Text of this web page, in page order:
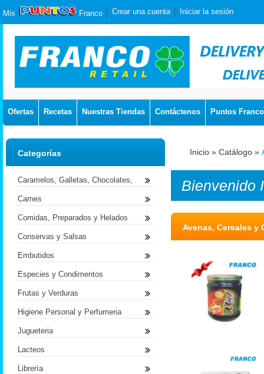
Mis Franco Crear una cuenta Iniciar la sesión
Ofertas Recetas Nuestras Tiendas Contáctenos Puntos Franco
Inicio » Catálogo »
Bienvenido
Avenas, Cereales y
Categorías
Caramelos, Galletas, Chocolates,
Carnes
Comidas, Preparados y Helados
Conservas y Salsas
Embutidos
Especies y Condimentos
Frutas y Verduras
Higiene Personal y Perfumeria
Jugueteria
Lacteos
Librería